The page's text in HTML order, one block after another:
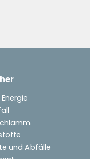
und Abfälle